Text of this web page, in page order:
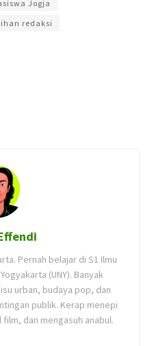
Jogja
redaksi
Pernah belajar di S1 Ilmu
(UNY). Banyak
urban, budaya pop, dan
publik. Kerap menepi
dan mengasuh anabul.